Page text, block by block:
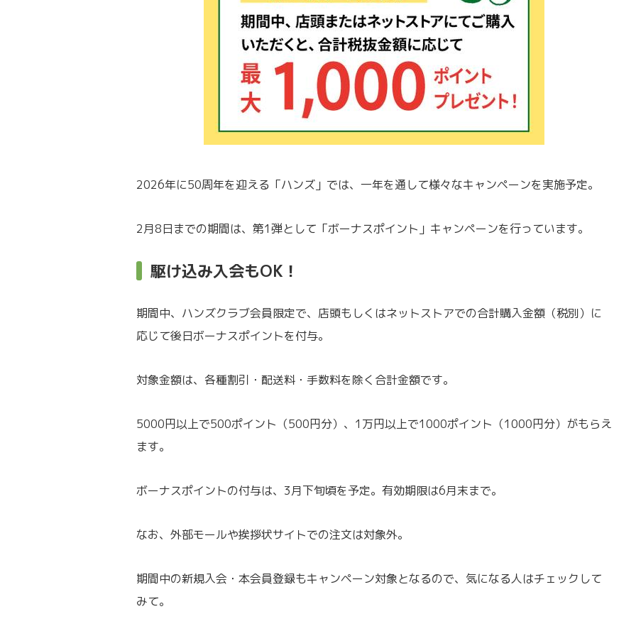
2026年に50周年を迎える「ハンズ」では、一年を通して様々なキャンペーンを実施予定。
2月8日までの期間は、第1弾として「ボーナスポイント」キャンペーンを行っています。
駆け込み入会もOK！
期間中、ハンズクラブ会員限定で、店頭もしくはネットストアでの合計購入金額（税別）に
応じて後日ボーナスポイントを付与。
対象金額は、各種割引・配送料・手数料を除く合計金額です。
5000円以上で500ポイント（500円分）、1万円以上で1000ポイント（1000円分）がもらえ
ます。
ボーナスポイントの付与は、3月下旬頃を予定。有効期限は6月末まで。
なお、外部モールや挨拶状サイトでの注文は対象外。
期間中の新規入会・本会員登録もキャンペーン対象となるので、気になる人はチェックして
みて。